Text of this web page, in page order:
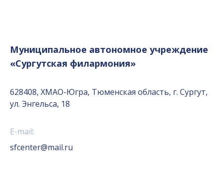
Муниципальное автономное учреждение
«Сургутская филармония»
628408, ХМАО-Югра, Тюменская область, г. Сургут,
ул. Энгельса, 18
E-mail:
sfcenter@mail.ru